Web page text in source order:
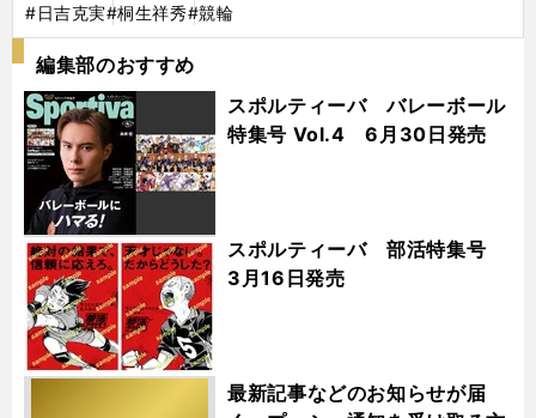
#日吉克実#桐生祥秀#競輪
編集部のおすすめ
スポルティーバ バレーボール
特集号 Vol.4 6月30日発売
スポルティーバ 部活特集号
3月16日発売
最新記事などのお知らせが届